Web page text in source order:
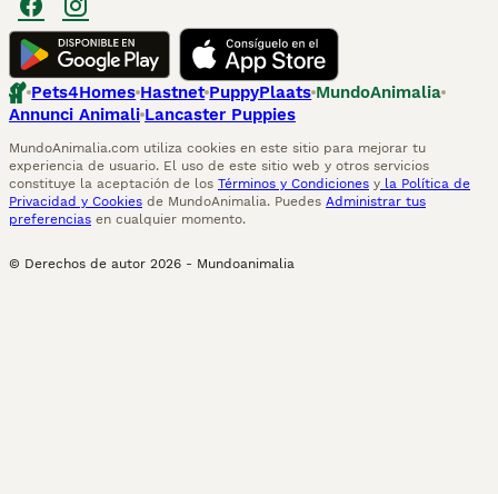
Pets4Homes Hastnet PuppyPlaats MundoAnimalia
Annunci Animali Lancaster Puppies
MundoAnimalia.com utiliza cookies en este sitio para mejorar tu
experiencia de usuario. El uso de este sitio web y otros servicios
constituye la aceptación de los Términos y Condiciones y la Política de
Privacidad y Cookies de MundoAnimalia. Puedes Administrar tus
preferencias en cualquier momento.
© Derechos de autor 2026 - Mundoanimalia